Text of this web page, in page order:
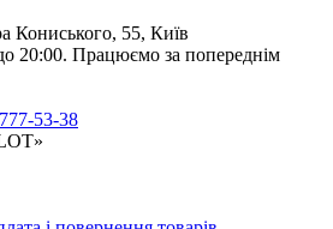
Кониського, 55, Київ
20:00. Працюємо за попереднім
53-38